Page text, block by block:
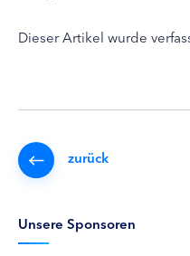
Dieser Artikel wurde
zurück
Unsere Sponsoren